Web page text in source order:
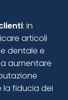
: in
articoli
dentale e
aumentare
la fiducia dei